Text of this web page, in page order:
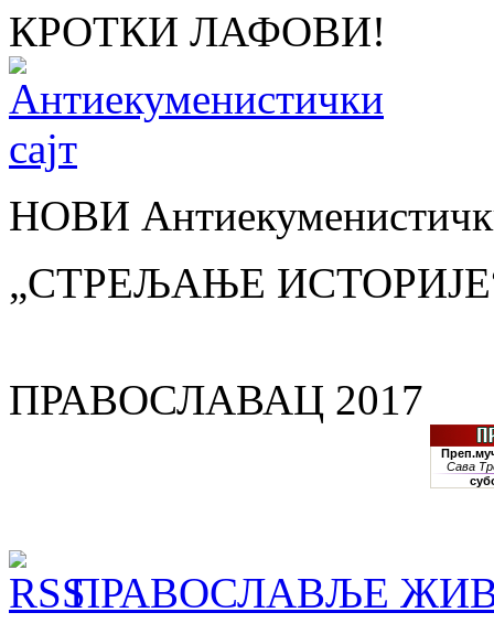
КРОТКИ ЛАФОВИ!
НОВИ
„СТРЕЉАЊЕ
ПРАВОСЛАВАЦ 2017
ПРАВОСЛАВЉЕ